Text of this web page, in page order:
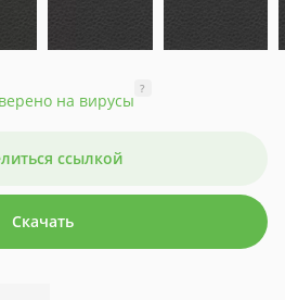
на вирусы
?
ссылкой
Скачать